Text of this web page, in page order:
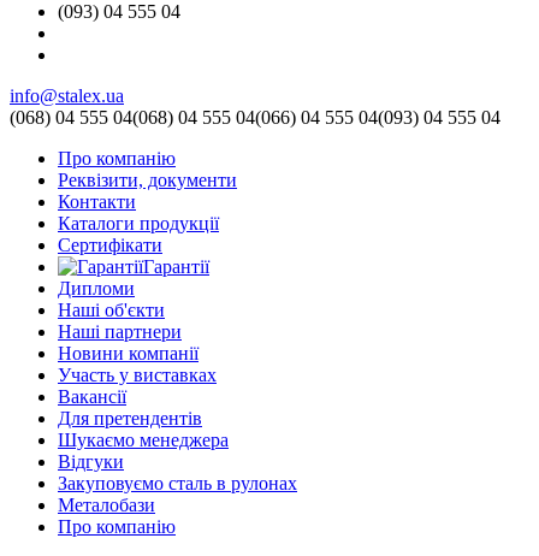
(093) 04 555 04
info@stalex.ua
(068) 04 555 04(068) 04 555 04(066) 04 555 04(093) 04 555 04
Про компанію
Реквізити, документи
Контакти
Каталоги продукції
Сертифікати
Гарантії
Дипломи
Наші об'єкти
Наші партнери
Новини компанії
Участь у виставках
Вакансії
Для претендентів
Шукаємо менеджера
Відгуки
Закуповуємо сталь в рулонах
Металобази
Про компанію